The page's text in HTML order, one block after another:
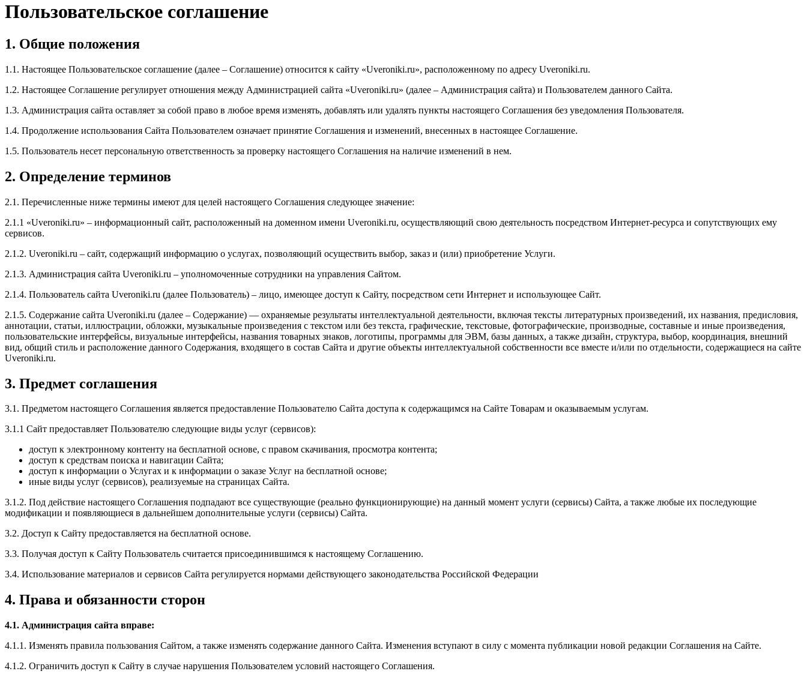
Пользовательское соглашение
1. Общие положения
1.1. Настоящее Пользовательское соглашение (далее – Соглашение) относится к сайту «Uveroniki.ru», расположенному по адресу Uveroniki.ru.
1.2. Настоящее Соглашение регулирует отношения между Администрацией сайта «Uveroniki.ru» (далее – Администрация сайта) и Пользователем данного Сайта.
1.3. Администрация сайта оставляет за собой право в любое время изменять, добавлять или удалять пункты настоящего Соглашения без уведомления Пользователя.
1.4. Продолжение использования Сайта Пользователем означает принятие Соглашения и изменений, внесенных в настоящее Соглашение.
1.5. Пользователь несет персональную ответственность за проверку настоящего Соглашения на наличие изменений в нем.
2. Определение терминов
2.1. Перечисленные ниже термины имеют для целей настоящего Соглашения следующее значение:
2.1.1 «Uveroniki.ru» – информационный сайт, расположенный на доменном имени Uveroniki.ru, осуществляющий свою деятельность посредством Интернет-ресурса и сопутствующих ему
сервисов.
2.1.2. Uveroniki.ru – сайт, содержащий информацию о услугах, позволяющий осуществить выбор, заказ и (или) приобретение Услуги.
2.1.3. Администрация сайта Uveroniki.ru – уполномоченные сотрудники на управления Сайтом.
2.1.4. Пользователь сайта Uveroniki.ru (далее Пользователь) – лицо, имеющее доступ к Сайту, посредством сети Интернет и использующее Сайт.
2.1.5. Содержание сайта Uveroniki.ru (далее – Содержание) — охраняемые результаты интеллектуальной деятельности, включая тексты литературных произведений, их названия, предисловия,
аннотации, статьи, иллюстрации, обложки, музыкальные произведения с текстом или без текста, графические, текстовые, фотографические, производные, составные и иные произведения,
пользовательские интерфейсы, визуальные интерфейсы, названия товарных знаков, логотипы, программы для ЭВМ, базы данных, а также дизайн, структура, выбор, координация, внешний
вид, общий стиль и расположение данного Содержания, входящего в состав Сайта и другие объекты интеллектуальной собственности все вместе и/или по отдельности, содержащиеся на сайте
Uveroniki.ru.
3. Предмет соглашения
3.1. Предметом настоящего Соглашения является предоставление Пользователю Сайта доступа к содержащимся на Сайте Товарам и оказываемым услугам.
3.1.1 Сайт предоставляет Пользователю следующие виды услуг (сервисов):
доступ к электронному контенту на бесплатной основе, с правом скачивания, просмотра контента;
доступ к средствам поиска и навигации Сайта;
доступ к информации о Услугах и к информации о заказе Услуг на бесплатной основе;
иные виды услуг (сервисов), реализуемые на страницах Сайта.
3.1.2. Под действие настоящего Соглашения подпадают все существующие (реально функционирующие) на данный момент услуги (сервисы) Сайта, а также любые их последующие
модификации и появляющиеся в дальнейшем дополнительные услуги (сервисы) Сайта.
3.2. Доступ к Сайту предоставляется на бесплатной основе.
3.3. Получая доступ к Сайту Пользователь считается присоединившимся к настоящему Соглашению.
3.4. Использование материалов и сервисов Сайта регулируется нормами действующего законодательства Российской Федерации
4. Права и обязанности сторон
4.1. Администрация сайта вправе:
4.1.1. Изменять правила пользования Сайтом, а также изменять содержание данного Сайта. Изменения вступают в силу с момента публикации новой редакции Соглашения на Сайте.
4.1.2. Ограничить доступ к Сайту в случае нарушения Пользователем условий настоящего Соглашения.